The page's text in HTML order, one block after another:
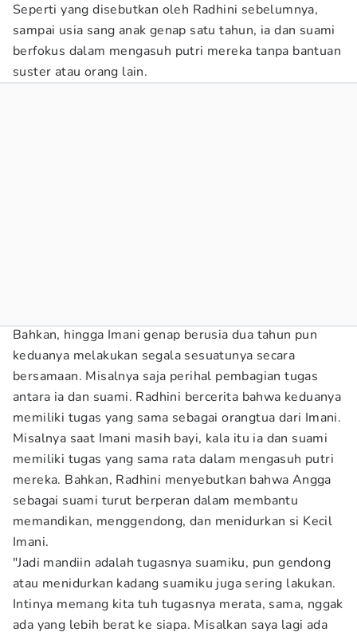
Seperti yang disebutkan oleh Radhini sebelumnya,
sampai usia sang anak genap satu tahun, ia dan suami
berfokus dalam mengasuh putri mereka tanpa bantuan
suster atau orang lain.
Bahkan, hingga Imani genap berusia dua tahun pun
keduanya melakukan segala sesuatunya secara
bersamaan. Misalnya saja perihal pembagian tugas
antara ia dan suami. Radhini bercerita bahwa keduanya
memiliki tugas yang sama sebagai orangtua dari Imani.
Misalnya saat Imani masih bayi, kala itu ia dan suami
memiliki tugas yang sama rata dalam mengasuh putri
mereka. Bahkan, Radhini menyebutkan bahwa Angga
sebagai suami turut berperan dalam membantu
memandikan, menggendong, dan menidurkan si Kecil
Imani.
"Jadi mandiin adalah tugasnya suamiku, pun gendong
atau menidurkan kadang suamiku juga sering lakukan.
Intinya memang kita tuh tugasnya merata, sama, nggak
ada yang lebih berat ke siapa. Misalkan saya lagi ada